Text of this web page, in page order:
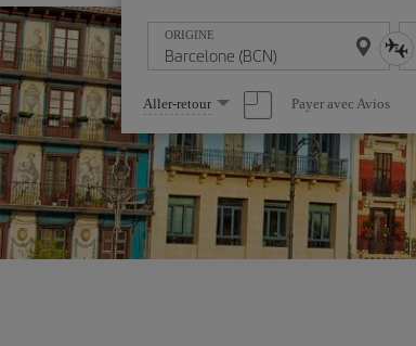
ORIGINE
Sélectionnez
une
option
Aller-retour Payer avec Avios